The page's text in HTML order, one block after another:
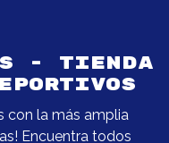
- TIENDA
con la más amplia
Encuentra todos